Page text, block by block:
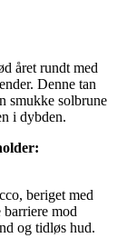
året rundt med
Denne tan
smukke solbrune
i dybden.
beriget med
barriere mod
og tidløs hud.